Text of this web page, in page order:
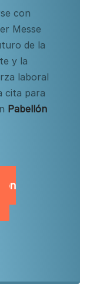
con
Messe
de la
y la
laboral
cita para
Pabellón